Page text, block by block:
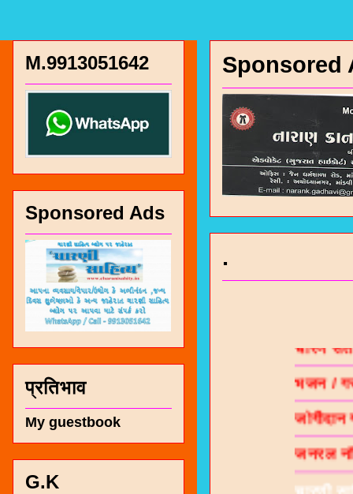
Sponsored
.
भजन /
जनरल
चारणी
नंबर
M.9913051642
Sponsored Ads
प्रतिभाव
My guestbook
G.K